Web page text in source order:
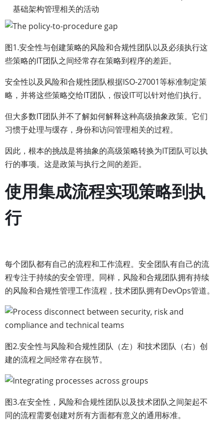
基础架构管理相关的活动
图1.安全性与创建策略的风险和合规性团队以及必须执行这
些策略的IT团队之间经常存在策略到程序的差距。
安全性以及风险和合规性团队根据ISO-27001等标准制定策
略，并将这些策略交给IT团队，假设IT可以针对他们执行。
但大多数IT团队并不了解如何解释这种高级抽象政策。它们
习惯于处理与缓存，身份和访问管理相关的过程。
因此，根本的挑战是将抽象的高级策略转换为IT团队可以执
行的事项。这是政策与执行之间的差距。
使用集成流程实现策略到执
行
每个团队都有自己的流程和工作流程。安全团队有自己的流
程专注于持续的安全管理。同样，风险和合规团队拥有持续
的风险和合规性管理工作流程，技术团队拥有DevOps管道。
图2.安全性与风险和合规性团队（左）和技术团队（右）创
建的流程之间经常存在脱节。
图3.在安全性，风险和合规性团队以及技术团队之间架起不
同的流程需要创建对所有方面都有意义的通用标准。